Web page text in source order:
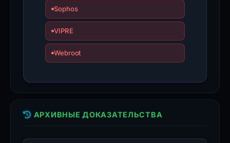
Sophos
VIPRE
Webroot
АРХИВНЫЕ ДОКАЗАТЕЛЬСТВА